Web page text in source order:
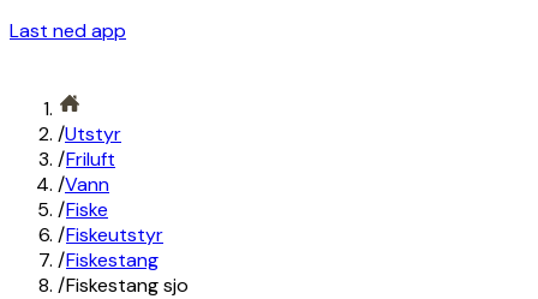
Last ned app
/Utstyr
/Friluft
/Vann
/Fiske
/Fiskeutstyr
/Fiskestang
/Fiskestang sjo